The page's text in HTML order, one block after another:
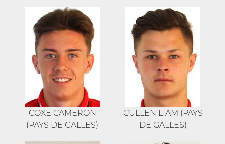
COXE CAMERON
(PAYS DE GALLES)
CULLEN LIAM (PAYS
DE GALLES)